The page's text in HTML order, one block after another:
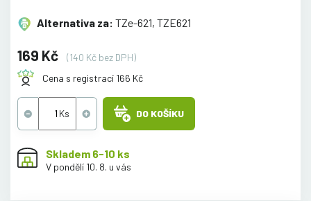
Alternativa za: TZe-621, TZE621
169 Kč
(140 Kč bez DPH)
Cena s registrací 166 Kč
DO KOŠÍKU
Skladem 6-10 ks
V pondělí 10. 8. u vás